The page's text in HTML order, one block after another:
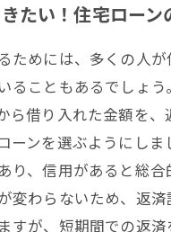
たい！住宅ロー
ためには、多くの人
ることもあるでしょ
ら借り入れた金額を
ーンを選ぶようにし
り、信用があると総
変わらないため、返
すが、短期間での返